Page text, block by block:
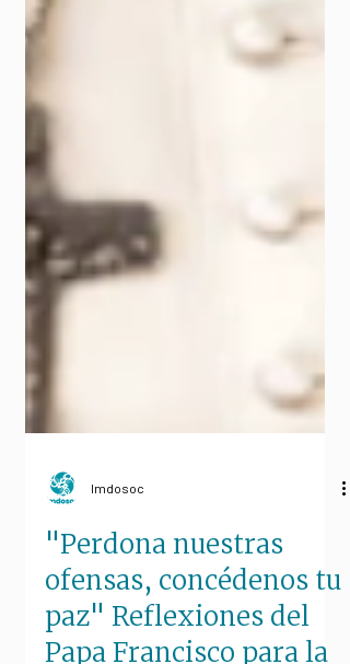
"Perdona nuestras
ofensas, concédenos tu
paz" Reflexiones del